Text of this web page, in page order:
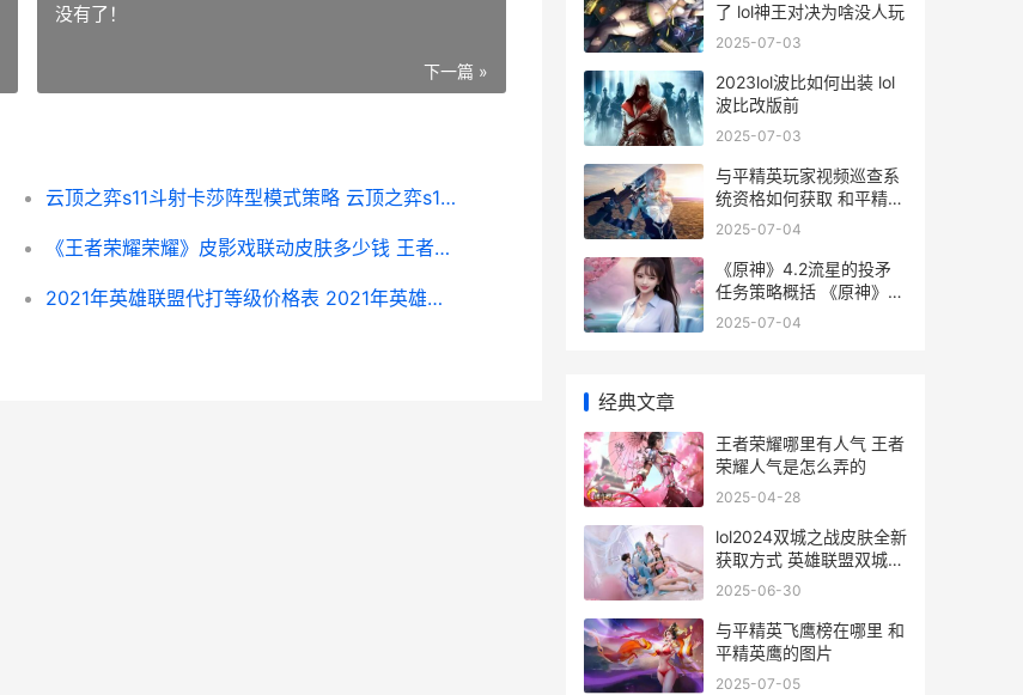
没有了！
下一篇 »
云顶之弈s11斗射卡莎阵型模式策略 云顶之弈s1斗法阵容
《王者荣耀荣耀》皮影戏联动皮肤多少钱 王者荣耀荣耀印记多少星
2021年英雄联盟代打等级价格表 2021年英雄联盟世界赛
了 lol神王对决为啥没人玩
2025-07-03
2023lol波比如何出装 lol
波比改版前
2025-07-03
与平精英玩家视频巡查系
统资格如何获取 和平精英
游玩视频
2025-07-04
《原神》4.2流星的投矛
任务策略概括 《原神》
4.2流星怎么打
2025-07-04
经典文章
王者荣耀哪里有人气 王者
荣耀人气是怎么弄的
2025-04-28
lol2024双城之战皮肤全新
获取方式 英雄联盟双城之
战什么内容
2025-06-30
与平精英飞鹰榜在哪里 和
平精英鹰的图片
2025-07-05